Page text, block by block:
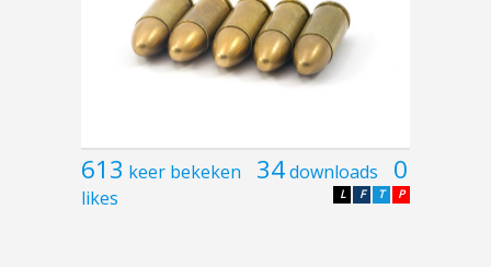
613 keer bekeken 34downloads 0
likes P
T
F
L